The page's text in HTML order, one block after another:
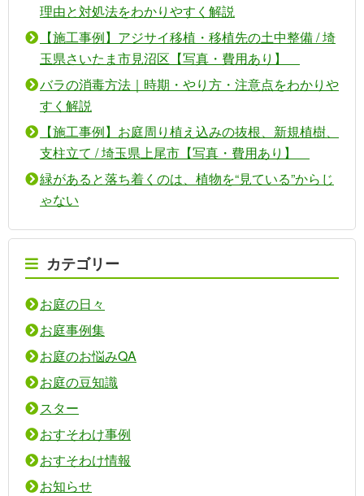
理由と対処法をわかりやすく解説
【施工事例】アジサイ移植・移植先の土中整備 / 埼
玉県さいたま市見沼区【写真・費用あり】
バラの消毒方法｜時期・やり方・注意点をわかりや
すく解説
【施工事例】お庭周り植え込みの抜根、新規植樹、
支柱立て / 埼玉県上尾市【写真・費用あり】
緑があると落ち着くのは、植物を“見ている”からじ
ゃない
カテゴリー
お庭の日々
お庭事例集
お庭のお悩みQA
お庭の豆知識
スター
おすそわけ事例
おすそわけ情報
お知らせ